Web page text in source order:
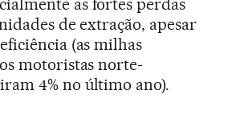
as fortes perdas
de extração, apesar
(as milhas
motoristas norte-
4% no último ano).